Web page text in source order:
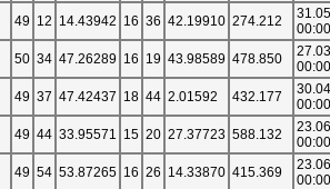
49 12 14.43942 16 36 42.19910 274.212
00:00
50 34 47.26289 16 19 43.98589 478.850
00:00
49 37 47.42437 18 44 2.01592 432.177
00:00
49 44 33.95571 15 20 27.37723 588.132
00:00
49 54 53.87265 16 26 14.33870 415.369
00:00